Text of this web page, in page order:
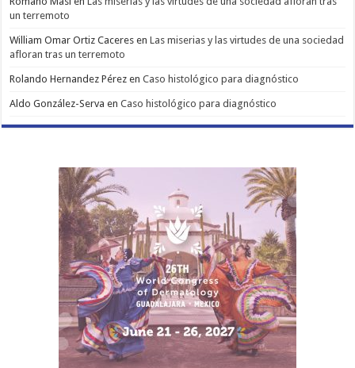
un terremoto
William Omar Ortiz Caceres enLas miserias y las virtudes de una sociedad
afloran tras un terremoto
Rolando Hernandez Pérez enCaso histológico para diagnóstico
Aldo González-Serva enCaso histológico para diagnóstico